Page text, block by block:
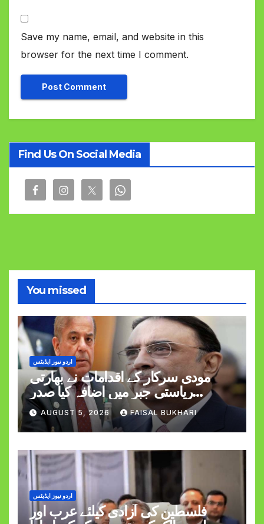
Save my name, email, and website in this
browser for the next time I comment.
Find Us On Social Media
You missed
اردو نیوز اپڈیٹس
مودی سرکار کے اقدامات نے بھارتی
ریاستی جبر میں اضافہ کیا صدر
وزیراعظم
AUGUST 5, 2026 FAISAL BUKHARI
اردو نیوز اپڈیٹس
فلسطین کی آزادی کیلئے عرب اور